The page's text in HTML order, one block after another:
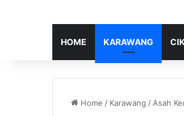
HOME KARAWANG
Home / Karawang / Asah